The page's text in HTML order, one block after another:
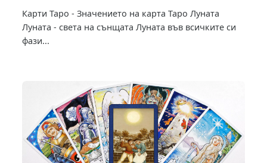
Карти Таро - Значението на карта Таро Луната
Луната - света на сънщата Луната във всичките си
фази...